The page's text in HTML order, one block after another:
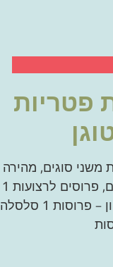
פטריות
משני סוגים, מהירה
וטעימה 3 בצלים, פרוסים לרצועות 1
סלסלה שמפיניון – פרוסות 1 סלסלה